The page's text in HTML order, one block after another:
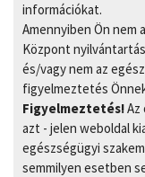
információkat.
Amennyiben Ön nem
Központ
és/vagy nem az
figyelmeztetés
Figyelmeztetés!Az
azt - jelen weboldal
egészségügyi
semmilyen esetben